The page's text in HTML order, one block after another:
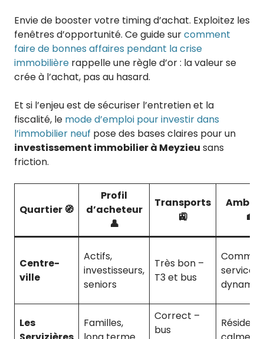
Envie de booster votre timing d’achat. Exploitez les
fenêtres d’opportunité. Ce guide surcomment
faire de bonnes affaires pendant la crise
immobilière rappelle une règle d’or : la valeur se
crée à l’achat, pas au hasard.
Et si l’enjeu est de sécuriser l’entretien et la
fiscalité, le mode d’emploi pour investir dans
l’immobilier neuf pose des bases claires pour un
investissement immobilier à Meyzieu sans
friction.
Quartier 🧭
Profil
d’acheteur
👤
Transports
🚉
🏡
Centre-
ville
Actifs,
investisseurs,
seniors
Très bon –
T3 et bus
services,
Les
Familles,
Correct –
bus